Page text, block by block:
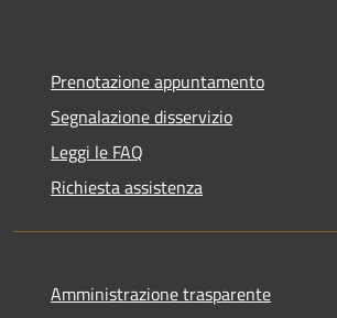
Prenotazione appuntamento
Segnalazione disservizio
Leggi le FAQ
Richiesta assistenza
Amministrazione trasparente